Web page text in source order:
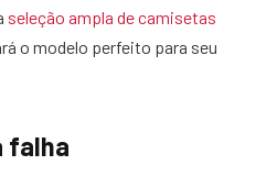
seleção ampla de camisetas
o modelo perfeito para seu
falha